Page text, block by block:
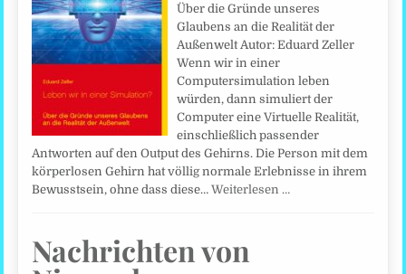
Über die Gründe unseres
Glaubens an die Realität der
Außenwelt Autor: Eduard Zeller
Wenn wir in einer
Computersimulation leben
würden, dann simuliert der
Computer eine Virtuelle Realität,
einschließlich passender
Antworten auf den Output des Gehirns. Die Person mit dem
körperlosen Gehirn hat völlig normale Erlebnisse in ihrem
Bewusstsein, ohne dass diese…Weiterlesen …
Nachrichten von